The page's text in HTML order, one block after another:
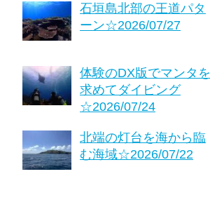
石垣島北部の王道パタ
ーン☆2026/07/27
体験のDX版でマンタを
求めてダイビング
☆2026/07/24
北端の灯台を海から臨
む海域☆2026/07/22